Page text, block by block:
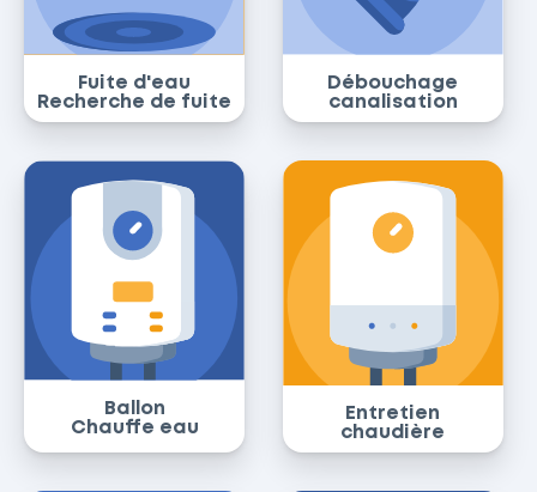
Fuite d'eau
Recherche de fuite
Débouchage
canalisation
Ballon
Chauffe eau
Entretien
chaudière